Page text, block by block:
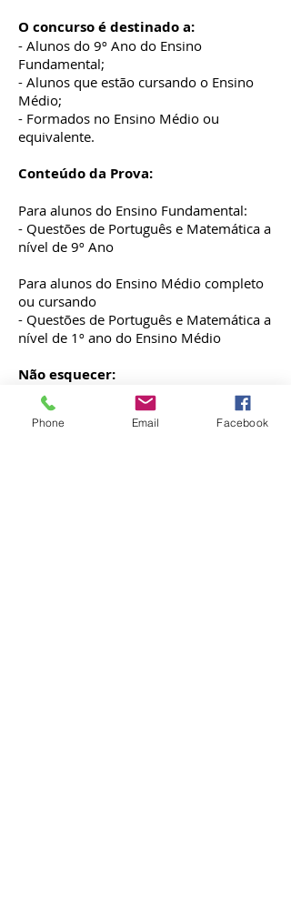
O concurso é destinado a:
- Alunos do 9º Ano do Ensino
Fundamental;
- Alunos que estão cursando o Ensino
Médio;
- Formados no Ensino Médio ou
equivalente.
Conteúdo da Prova:
Para alunos do Ensino Fundamental:
- Questões de Português e Matemática a
nível de 9º Ano
Para alunos do Ensino Médio completo
ou cursando
- Questões de Português e Matemática a
nível de 1º ano do Ensino Médio
Não esquecer:
- Documento de identidade (RG)
- Lápis preto nº2, borracha e caneta
esferográfica azul ou preta.
Phone Email Facebook